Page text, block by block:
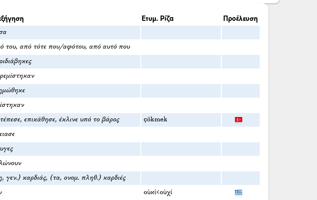
Ετυμ. Ρίζα Προέλευση
του, από τότε που/αφότου, από αυτό που
επικάθησε, έκλινε υπό το βάρος çökmek
γεν.) καρδιάς, (τα, ονομ. πληθ.) καρδιές
οὐκί<οὐχί